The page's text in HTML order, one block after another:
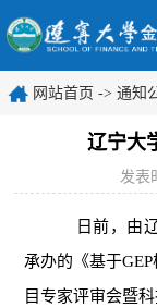
网站首页 -> 通知
辽宁大
发表
日前，由辽
承办的《基于
目专家评审会暨